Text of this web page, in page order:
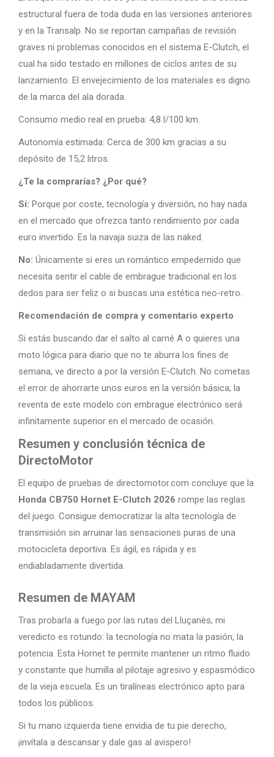
estructural fuera de toda duda en las versiones anteriores
y en la Transalp. No se reportan campañas de revisión
graves ni problemas conocidos en el sistema E-Clutch, el
cual ha sido testado en millones de ciclos antes de su
lanzamiento. El envejecimiento de los materiales es digno
de la marca del ala dorada.
Consumo medio real en prueba: 4,8 l/100 km.
Autonomía estimada: Cerca de 300 km gracias a su
depósito de 15,2 litros.
¿Te la comprarías? ¿Por qué?
Sí: Porque por coste, tecnología y diversión, no hay nada
en el mercado que ofrezca tanto rendimiento por cada
euro invertido. Es la navaja suiza de las naked.
No: Únicamente si eres un romántico empedernido que
necesita sentir el cable de embrague tradicional en los
dedos para ser feliz o si buscas una estética neo-retro.
Recomendación de compra y comentario experto
Si estás buscando dar el salto al carné A o quieres una
moto lógica para diario que no te aburra los fines de
semana, ve directo a por la versión E-Clutch. No cometas
el error de ahorrarte unos euros en la versión básica; la
reventa de este modelo con embrague electrónico será
infinitamente superior en el mercado de ocasión.
Resumen y conclusión técnica de
DirectoMotor
El equipo de pruebas de directomotor.com concluye que la
Honda CB750 Hornet E-Clutch 2026 rompe las reglas
del juego. Consigue democratizar la alta tecnología de
transmisión sin arruinar las sensaciones puras de una
motocicleta deportiva. Es ágil, es rápida y es
endiabladamente divertida.
Resumen de MAYAM
Tras probarla a fuego por las rutas del Lluçanès, mi
veredicto es rotundo: la tecnología no mata la pasión, la
potencia. Esta Hornet te permite mantener un ritmo fluido
y constante que humilla al pilotaje agresivo y espasmódico
de la vieja escuela. Es un tiralíneas electrónico apto para
todos los públicos.
Si tu mano izquierda tiene envidia de tu pie derecho,
¡invítala a descansar y dale gas al avispero!